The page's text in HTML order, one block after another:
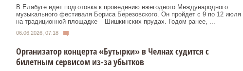
В Елабуге идет подготовка к проведению ежегодного Международного
музыкального фестиваля Бориса Березовского. Он пройдет с 9 по 12 июля
на традиционной площадке – Шишкинских прудах. Годом ранее, ...
06.06.2026, 07:18
Организатор концерта «Бутырки» в Челнах судится с
билетным сервисом из-за убытков